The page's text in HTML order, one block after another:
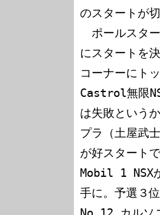
のスタートが切
ポールスター
にスタートを
コーナーにト
Castrol無限
は失敗という
プラ（土屋武士
が好スタート
Mobil 1 NSX
手に。予選３